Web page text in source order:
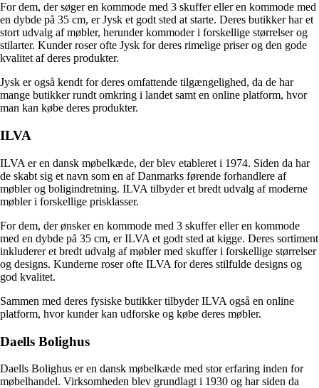
For dem, der søger en kommode med 3 skuffer eller en kommode med
en dybde på 35 cm, er Jysk et godt sted at starte. Deres butikker har et
stort udvalg af møbler, herunder kommoder i forskellige størrelser og
stilarter. Kunder roser ofte Jysk for deres rimelige priser og den gode
kvalitet af deres produkter.
Jysk er også kendt for deres omfattende tilgængelighed, da de har
mange butikker rundt omkring i landet samt en online platform, hvor
man kan købe deres produkter.
ILVA
ILVA er en dansk møbelkæde, der blev etableret i 1974. Siden da har
de skabt sig et navn som en af Danmarks førende forhandlere af
møbler og boligindretning. ILVA tilbyder et bredt udvalg af moderne
møbler i forskellige prisklasser.
For dem, der ønsker en kommode med 3 skuffer eller en kommode
med en dybde på 35 cm, er ILVA et godt sted at kigge. Deres sortiment
inkluderer et bredt udvalg af møbler med skuffer i forskellige størrelser
og designs. Kunderne roser ofte ILVA for deres stilfulde designs og
god kvalitet.
Sammen med deres fysiske butikker tilbyder ILVA også en online
platform, hvor kunder kan udforske og købe deres møbler.
Daells Bolighus
Daells Bolighus er en dansk møbelkæde med stor erfaring inden for
møbelhandel. Virksomheden blev grundlagt i 1930 og har siden da